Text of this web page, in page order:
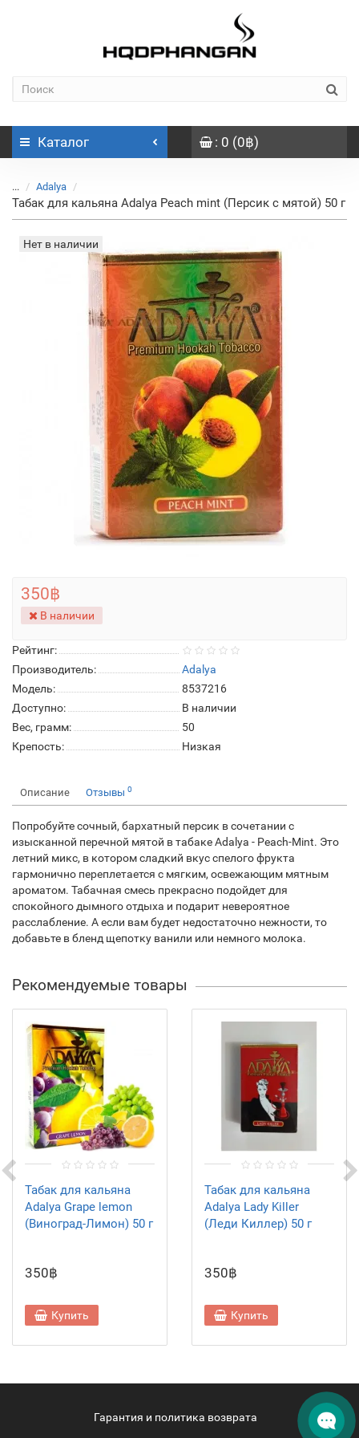
Каталог : 0 (0฿)
... Adalya
Табак для кальяна Adalya Peach mint (Персик с мятой) 50 г
Нет в наличии
Рейтинг:
Производитель:
Adalya
Модель:
8537216
Доступно:
В наличии
Вес, грамм:
50
Крепость:
Низкая
350฿
В наличии
Описание Отзывы 0
Попробуйте сочный, бархатный персик в сочетании с
изысканной перечной мятой в табаке Adalya - Peach-Mint. Это
летний микс, в котором сладкий вкус спелого фрукта
гармонично переплетается с мягким, освежающим мятным
ароматом. Табачная смесь прекрасно подойдет для
спокойного дымного отдыха и подарит невероятное
расслабление. А если вам будет недостаточно нежности, то
добавьте в бленд щепотку ванили или немного молока.
Рекомендуемые товары
Табак для кальяна
Adalya Grape lemon
(Виноград-Лимон) 50 г
350฿
Купить
Табак для кальяна
Adalya Lady Killer
(Леди Киллер) 50 г
350฿
Купить
Гарантия и политика возврата